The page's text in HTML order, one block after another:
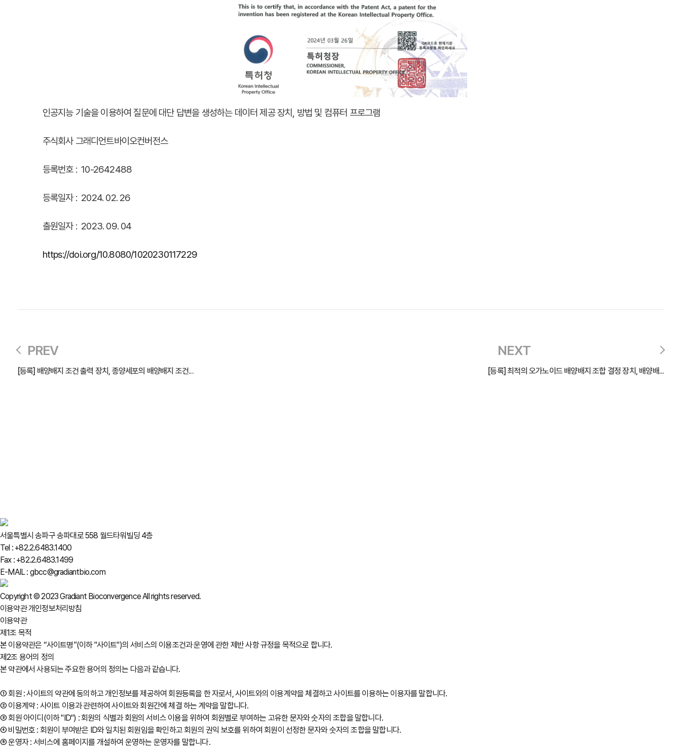
인공지능 기술을 이용하여 질문에 대단 답변을 생성하는 데이터 제공 장치, 방법 및 컴퓨터 프로그램
주식회사 그래디언트바이오컨버전스
등록번호 : 10-2642488
등록일자 : 2024. 02. 26
출원일자 : 2023. 09. 04
https://doi.org/10.8080/1020230117229
PREV
[등록] 배양배지 조건 출력 장치, 종양세포의 배양배지 조건...
NEXT
[등록] 최적의 오가노이드 배양배지 조합 결정 장치, 배양배...
서울특별시 송파구 송파대로 558 월드타워빌딩 4층
Tel : +82.2.6483.1400
Fax : +82.2.6483.1499
E-MAIL : gbcc@gradiantbio.com
Copyright © 2023 Gradiant Bioconvergence All rights reserved.
이용약관개인정보처리방침
이용약관
제1조 목적
본 이용약관은 “사이트명”(이하 "사이트")의 서비스의 이용조건과 운영에 관한 제반 사항 규정을 목적으로 합니다.
제2조 용어의 정의
본 약관에서 사용되는 주요한 용어의 정의는 다음과 같습니다.
① 회원 : 사이트의 약관에 동의하고 개인정보를 제공하여 회원등록을 한 자로서, 사이트와의 이용계약을 체결하고 사이트를 이용하는 이용자를 말합니다.
② 이용계약 : 사이트 이용과 관련하여 사이트와 회원간에 체결 하는 계약을 말합니다.
③ 회원 아이디(이하 "ID") : 회원의 식별과 회원의 서비스 이용을 위하여 회원별로 부여하는 고유한 문자와 숫자의 조합을 말합니다.
④ 비밀번호 : 회원이 부여받은 ID와 일치된 회원임을 확인하고 회원의 권익 보호를 위하여 회원이 선정한 문자와 숫자의 조합을 말합니다.
⑤ 운영자 : 서비스에 홈페이지를 개설하여 운영하는 운영자를 말합니다.